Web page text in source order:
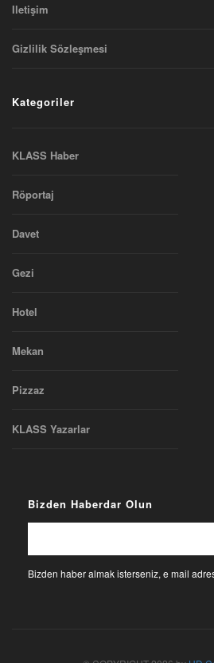
Iletişim
Gizlilik Sözleşmesi
Kategoriler
KLASS Haber
Röportaj
Davet
Gezi
Hotel
Mekan
Pizzaz
KLASS Yazarlar
Bizden Haberdar Olun
Bizden haber almak isterseniz, e mail